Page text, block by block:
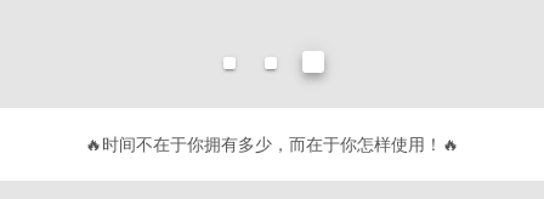
🔥不要有趣，要有用！🔥